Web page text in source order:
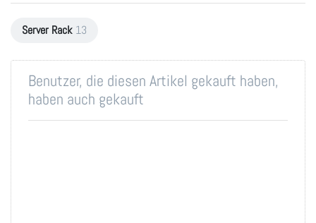
Server Rack 13
Benutzer, die diesen Artikel gekauft haben,
haben auch gekauft